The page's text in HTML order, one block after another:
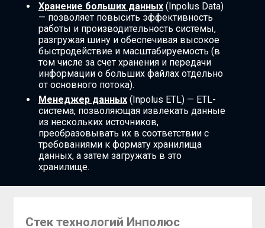
Хранение больших данных (Inpolus Data)
— позволяет повысить эффективность
работы и производительность системы,
разгружая шину и обеспечивая высокое
быстродействие и масштабируемость (в
том числе за счет хранения и передачи
информации о больших файлах отдельно
от основного потока).
Менеджер данных (Inpolus ETL) — ETL-
система, позволяющая извлекать данные
из нескольких источников,
преобразовывать их в соответствии с
требованиями к формату хранилища
данных, а затем загружать в это
хранилище.
Стек технологий Инполюс